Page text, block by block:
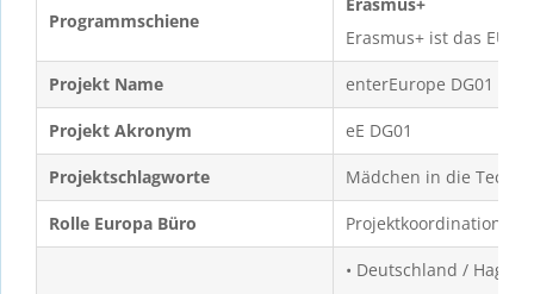
Programmschiene
Erasmus+ ist das EU-
Projekt Name enterEurope DG01 (eE
Projekt Akronym eE DG01
Projektschlagworte Mädchen in die
Rolle Europa Büro Projektkoordination
• Deutschland / Hagen